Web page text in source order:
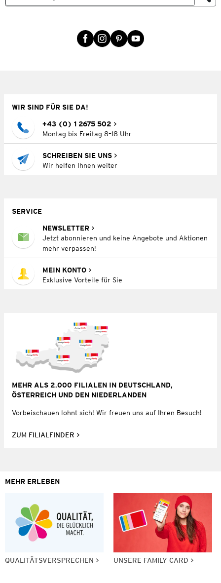
WIR SIND FÜR SIE DA!
+43 (0) 1 2675 502
Montag bis Freitag 8–18 Uhr
SCHREIBEN SIE UNS
Wir helfen Ihnen weiter
SERVICE
NEWSLETTER
Jetzt abonnieren und keine Angebote und Aktionen
mehr verpassen!
MEIN KONTO
Exklusive Vorteile für Sie
MEHR ALS 2.000 FILIALEN IN DEUTSCHLAND,
ÖSTERREICH UND DEN NIEDERLANDEN
Vorbeischauen lohnt sich! Wir freuen uns auf Ihren Besuch!
ZUM FILIALFINDER
MEHR ERLEBEN
QUALITÄTSVERSPRECHEN UNSERE FAMILY CARD